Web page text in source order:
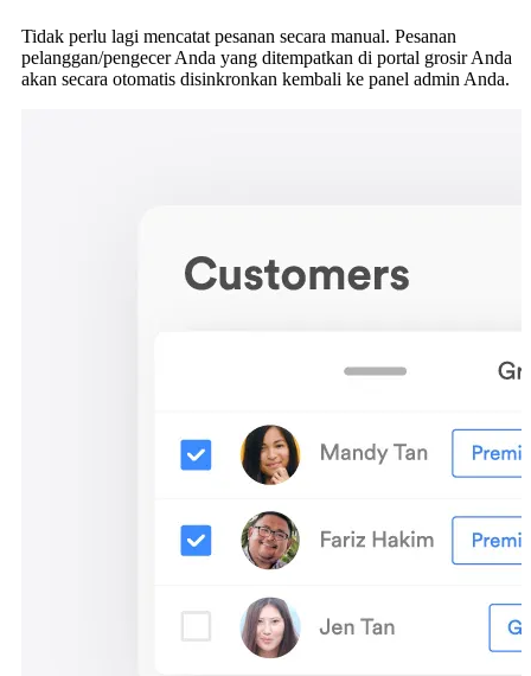
Tidak perlu lagi mencatat pesanan secara manual. Pesanan
pelanggan/pengecer Anda yang ditempatkan di portal grosir Anda
akan secara otomatis disinkronkan kembali ke panel admin Anda.